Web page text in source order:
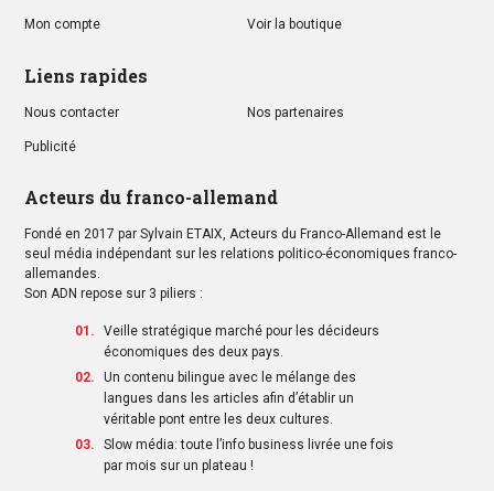
Mon compte Voir la boutique
Liens rapides
Nous contacter Nos partenaires
Publicité
Acteurs du franco-allemand
Fondé en 2017 par Sylvain ETAIX, Acteurs du Franco-Allemand est le
seul média indépendant sur les relations politico-économiques franco-
allemandes.
Son ADN repose sur 3 piliers :
Veille stratégique marché pour les décideurs
économiques des deux pays.
Un contenu bilingue avec le mélange des
langues dans les articles afin d’établir un
véritable pont entre les deux cultures.
Slow média: toute l’info business livrée une fois
par mois sur un plateau !